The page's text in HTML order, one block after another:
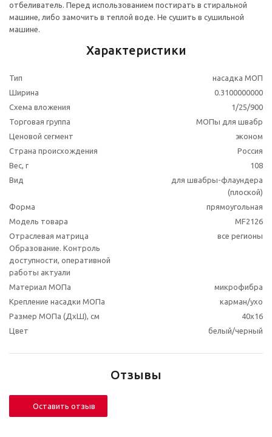
отбеливатель. Перед использованием постирать в стиральной
машине, либо замочить в теплой воде. Не сушить в сушильной
машине.
Характеристики
Тип
насадка МОП
Ширина
0.3100000000
Схема вложения
1/25/900
Торговая группа
МОПы для швабр
Ценовой сегмент
эконом
Страна происхождения
Россия
Вес, г
108
Вид
для швабры-флаундера
(плоской)
Форма
прямоугольная
Модель товара
MF2126
Отраслевая матрица
Образование. Контроль
доступности, оперативной
работы актуали
все регионы
Материал МОПа
микрофибра
Крепление насадки МОПа
карман/ухо
Размер МОПа (ДхШ), см
40x16
Цвет
белый/черный
Отзывы
Оставить отзыв